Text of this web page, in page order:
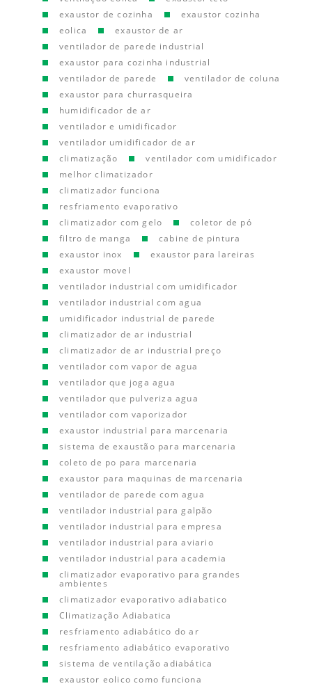
exaustor de cozinha
exaustor cozinha
eolica
exaustor de ar
ventilador de parede industrial
exaustor para cozinha industrial
ventilador de parede
ventilador de coluna
exaustor para churrasqueira
humidificador de ar
ventilador e umidificador
ventilador umidificador de ar
climatização
ventilador com umidificador
melhor climatizador
climatizador funciona
resfriamento evaporativo
climatizador com gelo
coletor de pó
filtro de manga
cabine de pintura
exaustor inox
exaustor para lareiras
exaustor movel
ventilador industrial com umidificador
ventilador industrial com agua
umidificador industrial de parede
climatizador de ar industrial
climatizador de ar industrial preço
ventilador com vapor de agua
ventilador que joga agua
ventilador que pulveriza agua
ventilador com vaporizador
exaustor industrial para marcenaria
sistema de exaustão para marcenaria
coleto de po para marcenaria
exaustor para maquinas de marcenaria
ventilador de parede com agua
ventilador industrial para galpão
ventilador industrial para empresa
ventilador industrial para aviario
ventilador industrial para academia
climatizador evaporativo para grandes
ambientes
climatizador evaporativo adiabatico
Climatização Adiabatica
resfriamento adiabático do ar
resfriamento adiabático evaporativo
sistema de ventilação adiabática
exaustor eolico como funciona